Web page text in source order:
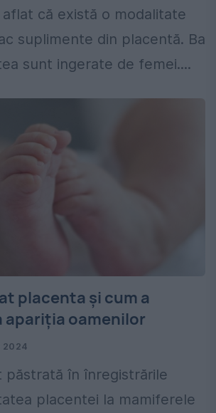
că există o modalitate
suplimente din placentă. Ba
sunt ingerate de femei....
placenta și cum a
oamenilor
2024
păstrată în înregistrările
placentei la mamiferele